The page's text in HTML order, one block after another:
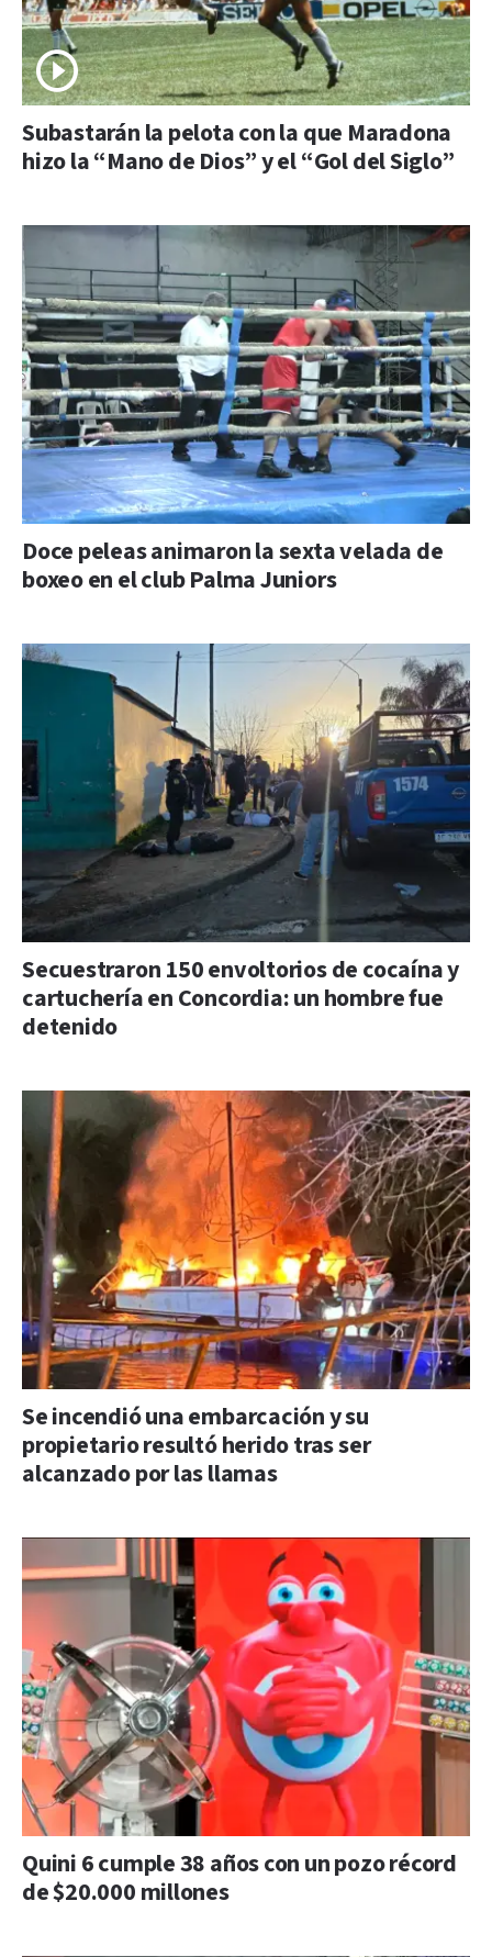
Subastarán la pelota con la que Maradona
hizo la “Mano de Dios” y el “Gol del Siglo”
Doce peleas animaron la sexta velada de
boxeo en el club Palma Juniors
Secuestraron 150 envoltorios de cocaína y
cartuchería en Concordia: un hombre fue
detenido
Se incendió una embarcación y su
propietario resultó herido tras ser
alcanzado por las llamas
Quini 6 cumple 38 años con un pozo récord
de $20.000 millones